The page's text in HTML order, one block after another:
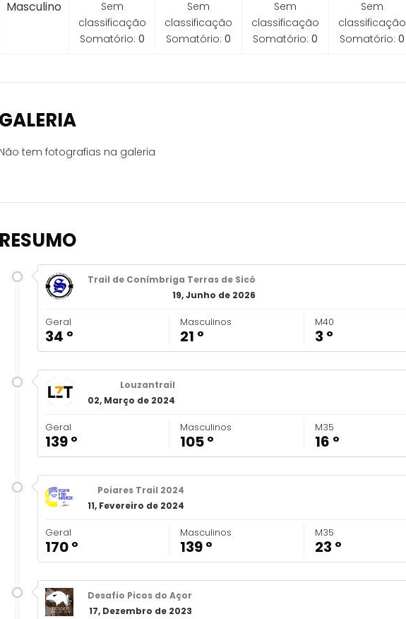
Masculino
Sem
classificação
Somatório: 0
Sem
classificação
Somatório: 0
Sem
classificação
Somatório: 0
Sem
classificação
Somatório: 0
GALERIA
Não tem fotografias na galeria
RESUMO
Trail de Conímbriga Terras de Sicó
19, Junho de 2026
Geral
34 º
Masculinos
21 º
M40
3 º
Louzantrail
02, Março de 2024
Geral
139 º
Masculinos
105 º
M35
16 º
Poiares Trail 2024
11, Fevereiro de 2024
Geral
170 º
Masculinos
139 º
M35
23 º
Desafio Picos do Açor
17, Dezembro de 2023